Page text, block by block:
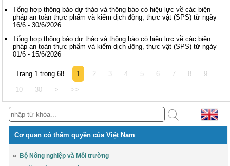
Tổng hợp thông báo dự thảo và thông báo có hiệu lực về các biện
pháp an toàn thực phẩm và kiểm dịch động, thực vật (SPS) từ ngày
16/6 - 30/6/2026
Tổng hợp thông báo dự thảo và thông báo có hiệu lực về các biện
pháp an toàn thực phẩm và kiểm dịch động, thực vật (SPS) từ ngày
01/6 - 15/6/2026
Trang 1 trong 68 1 2 3 4 5 6 7 8 9
10 30 > >>
Cơ quan có thẩm quyền của Việt Nam
Bộ Nông nghiệp và Môi trường